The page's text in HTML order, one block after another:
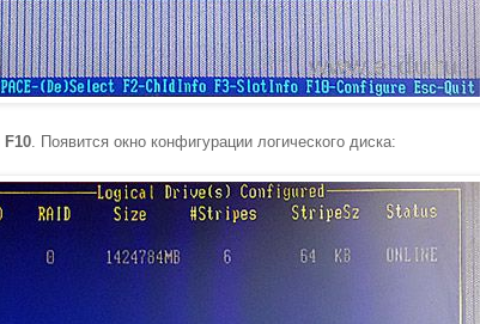
F10. Появится окно конфигурации логического диска: